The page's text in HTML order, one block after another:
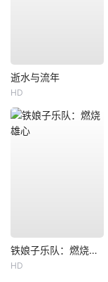
逝水与流年
HD
铁娘子乐队：燃烧雄心
HD